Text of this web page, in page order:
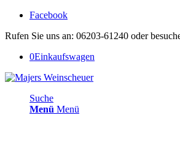
Facebook
Rufen Sie uns an: 06203-61240 oder
0Einkaufswagen
Suche
Menü Menü